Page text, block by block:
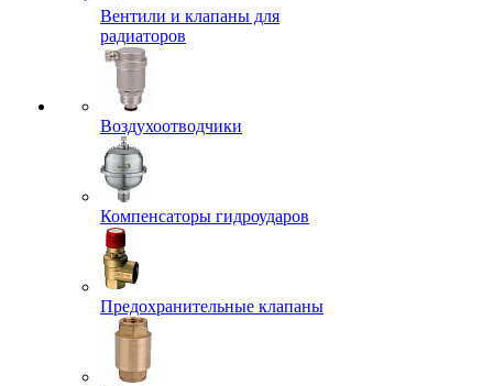
Вентили и клапаны для
радиаторов
Воздухоотводчики
Компенсаторы гидроударов
Предохранительные клапаны